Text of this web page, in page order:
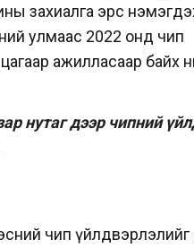
захиалга эрс
улмаас 2022 онд чип
ажилласаар байх
нутаг дээр чипний
чип